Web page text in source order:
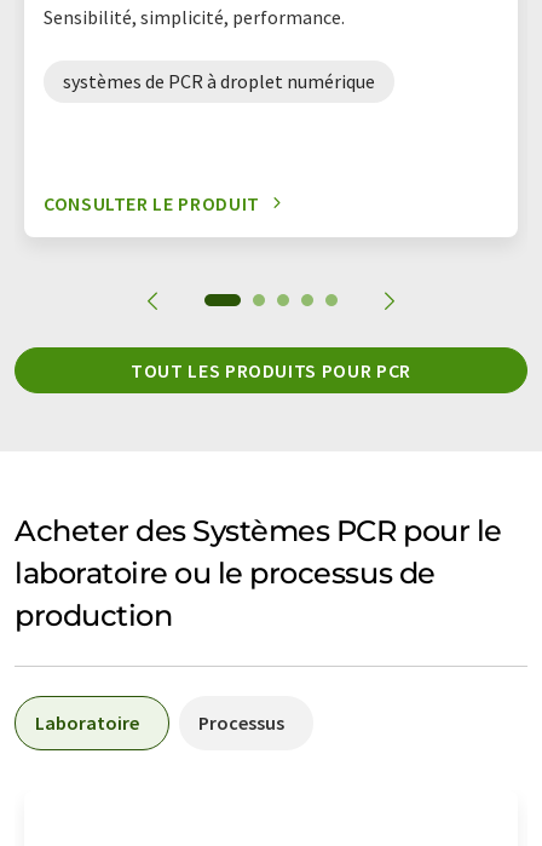
Sensibilité, simplicité, performance.
systèmes de PCR à droplet numérique
CONSULTER LE PRODUIT
TOUT LES PRODUITS POUR PCR
Acheter des Systèmes PCR pour le
laboratoire ou le processus de
production
Laboratoire Processus